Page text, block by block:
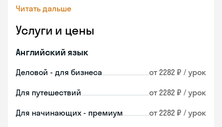
Читать дальше
Услуги и цены
Английский язык
Деловой - для бизнеса от 2282 ₽ / урок
Для путешествий от 2282 ₽ / урок
Для начинающих - премиум от 2282 ₽ / урок